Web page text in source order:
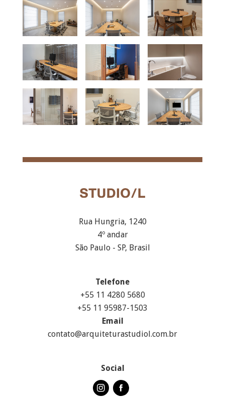
Rua Hungria, 1240
4º andar
São Paulo - SP, Brasil
Telefone
+55 11 4280 5680
+55 11 95987-1503
Email
contato@arquiteturastudiol.com.br
Social